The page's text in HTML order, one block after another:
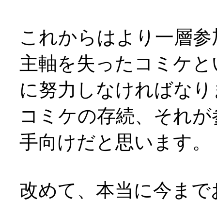
これからはより一層
主軸を失ったコミケ
に努力しなければな
コミケの存続、それ
手向けだと思います。
改めて、本当に今ま